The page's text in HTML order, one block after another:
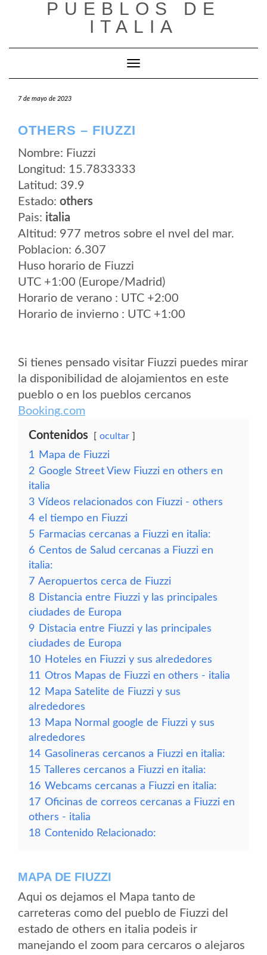
PUEBLOS DE
ITALIA
Cambiar modo de navegación
7 de mayo de 2023
OTHERS – FIUZZI
Nombre: Fiuzzi
Longitud: 15.7833333
Latitud: 39.9
Estado: others
Pais: italia
Altitud: 977 metros sobre el nvel del mar.
Poblacion: 6.307
Huso horario de Fiuzzi
UTC +1:00 (Europe/Madrid)
Horario de verano : UTC +2:00
Horario de invierno : UTC +1:00
Si tienes pensado visitar Fiuzzi puedes mirar
la disponibilidad de alojamientos en este
pueblo o en los pueblos cercanos
Booking.com
Contenidos ocultar
1
Mapa de Fiuzzi
2 Google Street View Fiuzzi en others en
italia
3 Vídeos relacionados con Fiuzzi - others
4 el tiempo en Fiuzzi
5 Farmacias cercanas a Fiuzzi en italia:
6 Centos de Salud cercanas a Fiuzzi en
italia:
7 Aeropuertos cerca de Fiuzzi
8 Distancia entre Fiuzzi y las principales
ciudades de Europa
9 Distacia entre Fiuzzi y las principales
ciudades de Europa
10 Hoteles en Fiuzzi y sus alrededores
11 Otros Mapas de Fiuzzi en others - italia
12 Mapa Satelite de Fiuzzi y sus
alrededores
13 Mapa Normal google de Fiuzzi y sus
alrededores
14 Gasolineras cercanos a Fiuzzi en italia:
15 Talleres cercanos a Fiuzzi en italia:
16 Webcams cercanas a Fiuzzi en italia:
17 Oficinas de correos cercanas a Fiuzzi en
others - italia
18 Contenido Relacionado:
MAPA DE FIUZZI
Aqui os dejamos el Mapa tanto de
carreteras como del pueblo de Fiuzzi del
estado de others en italia podeis ir
manejando el zoom para cercaros o alejaros